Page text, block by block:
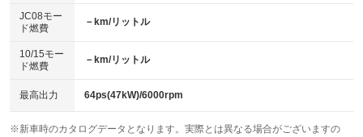
電動格納ミラー
：装備なし
：装備なし
パワーシート
ベンチシート
：装備なし
チップアップシート
：装備なし
：装備なし ：装備あり
JC08モー
ド燃費
－km/リットル
10/15モー
ド燃費
－km/リットル
最高出力 64ps(47kW)/6000rpm
※新車時のカタログデータとなります。実際とは異なる場合がございますの